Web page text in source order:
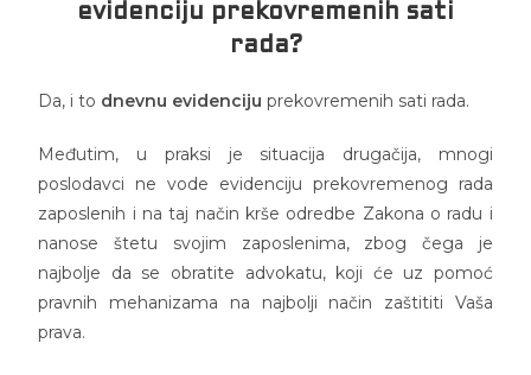
evidenciju prekovremenih sati
rada?
Da, i to dnevnu evidencijuprekovremenih sati rada.
Međutim, u praksi je situacija drugačija, mnogi
poslodavci ne vode evidenciju prekovremenog rada
zaposlenih i na taj način krše odredbe Zakona o radu i
nanose štetu svojim zaposlenima, zbog čega je
najbolje da se obratite advokatu, koji će uz pomoć
pravnih mehanizama na najbolji način zaštititi Vaša
prava.